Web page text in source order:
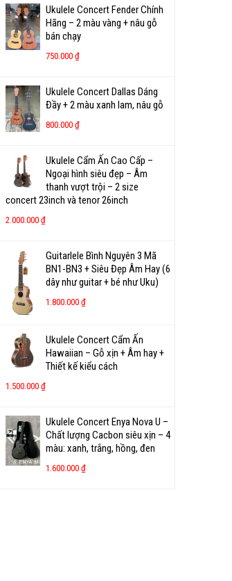
Ukulele Concert Fender Chính
Hãng – 2 màu vàng + nâu gỗ
bán chạy
750.000 ₫
Ukulele Concert Dallas Dáng
Đầy + 2 màu xanh lam, nâu gỗ
800.000 ₫
Ukulele Cẩm Ấn Cao Cấp –
Ngoại hình siêu đẹp – Âm
thanh vượt trội – 2 size
concert 23inch và tenor 26inch
2.000.000 ₫
Guitarlele Bình Nguyên 3 Mã
BN1-BN3 + Siêu Đẹp Âm Hay (6
dây như guitar + bé như Uku)
1.800.000 ₫
Ukulele Concert Cẩm Ấn
Hawaiian – Gỗ xịn + Âm hay +
Thiết kế kiểu cách
1.500.000 ₫
Ukulele Concert Enya Nova U –
Chất lượng Cacbon siêu xịn – 4
màu: xanh, trắng, hồng, đen
1.600.000 ₫